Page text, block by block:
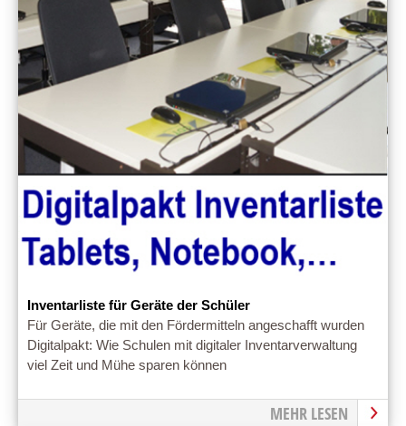
Inventarliste für Geräte der Schüler
Für Geräte, die mit den Fördermitteln angeschafft wurden
Digitalpakt: Wie Schulen mit digitaler Inventarverwaltung
viel Zeit und Mühe sparen können
MEHR LESEN